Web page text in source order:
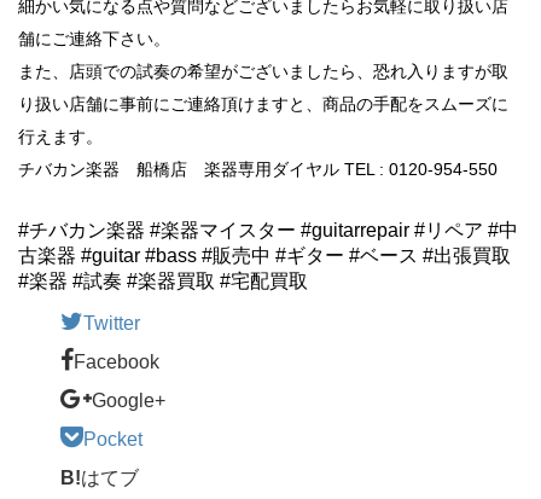
細かい気になる点や質問などございましたらお気軽に取り扱い店
舗にご連絡下さい。
また、店頭での試奏の希望がございましたら、恐れ入りますが取
り扱い店舗に事前にご連絡頂けますと、商品の手配をスムーズに
行えます。
チバカン楽器 船橋店 楽器専用ダイヤル TEL : 0120-954-550
#チバカン楽器 #楽器マイスター #guitarrepair #リペア #中
古楽器 #guitar #bass #販売中 #ギター #ベース #出張買取
#楽器 #試奏 #楽器買取 #宅配買取
Twitter
Facebook
Google+
Pocket
B!はてブ